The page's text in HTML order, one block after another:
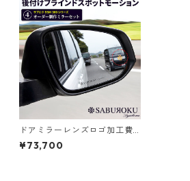
ドアミラーレンズロゴ加工費
込みセット 後付けブラインド
スポットモーション BSM-30
¥73,700